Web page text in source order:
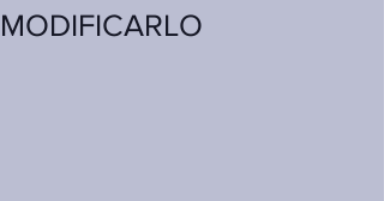
MODIFICARLO